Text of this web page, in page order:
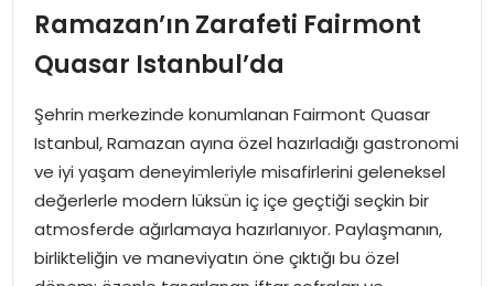
TEKNOLOJI
SPOR
EKONOMI
SIYASET
EĞITIM
Ramazan’ın Zarafeti Fairmont
Quasar Istanbul’da
Şehrin merkezinde konumlanan Fairmont Quasar
Istanbul, Ramazan ayına özel hazırladığı gastronomi
ve iyi yaşam deneyimleriyle misafirlerini geleneksel
değerlerle modern lüksün iç içe geçtiği seçkin bir
atmosferde ağırlamaya hazırlanıyor. Paylaşmanın,
birlikteliğin ve maneviyatın öne çıktığı bu özel